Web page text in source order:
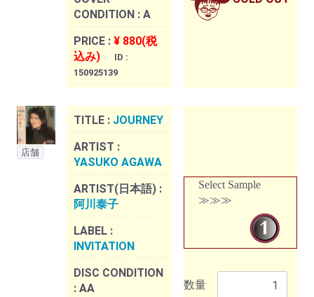
CONDITION : A
PRICE : ¥ 880(税
込み)
ID :
150925139
店舗
TITLE : JOURNEY
ARTIST :
YASUKO AGAWA
ARTIST(日本語) :
阿川泰子
LABEL :
INVITATION
DISC CONDITION
: AA
Select Sample
≫≫≫
数量